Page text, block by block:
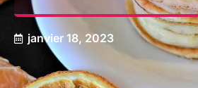
janvier 18, 2023